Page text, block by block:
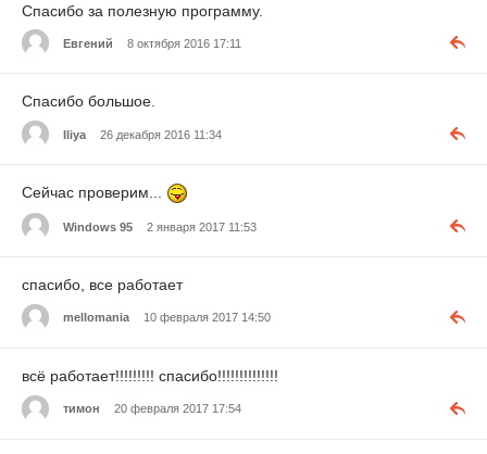
Спасибо за полезную программу.
Евгений 8 октября 2016 17:11
Спасибо большое.
Iliya 26 декабря 2016 11:34
Сейчас проверим...
Windows 95 2 января 2017 11:53
спасибо, все работает
mellomania 10 февраля 2017 14:50
всё работает!!!!!!!!! спасибо!!!!!!!!!!!!!!
тимон 20 февраля 2017 17:54